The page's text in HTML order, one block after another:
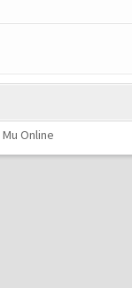
Mu Online